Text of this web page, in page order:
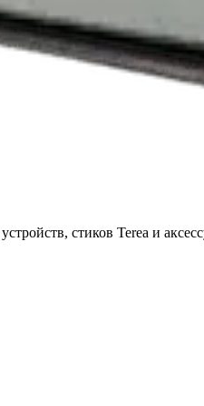
стиков Terea и